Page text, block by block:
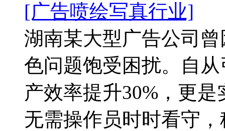
[广告喷绘写真行业]
湖南某大型广告公司
色问题饱受困扰。自
产效率提升30%，更
无需操作员时时看守